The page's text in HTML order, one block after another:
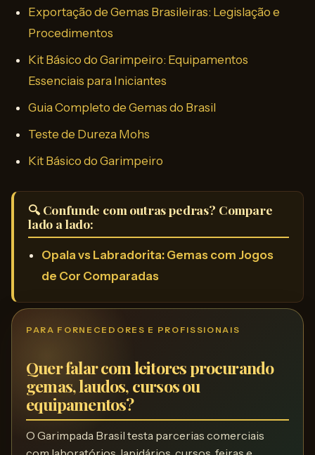
Exportação de Gemas Brasileiras: Legislação e
Procedimentos
Kit Básico do Garimpeiro: Equipamentos
Essenciais para Iniciantes
Guia Completo de Gemas do Brasil
Teste de Dureza Mohs
Kit Básico do Garimpeiro
🔍 Confunde com outras pedras? Compare
lado a lado:
Opala vs Labradorita: Gemas com Jogos
de Cor Comparadas
PARA FORNECEDORES E PROFISSIONAIS
Quer falar com leitores procurando
gemas, laudos, cursos ou
equipamentos?
O Garimpada Brasil testa parcerias comerciais